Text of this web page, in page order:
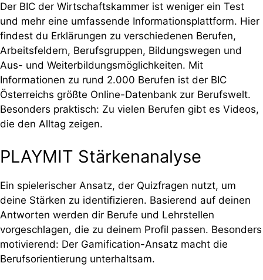
Der BIC der Wirtschaftskammer ist weniger ein Test
und mehr eine umfassende Informationsplattform. Hier
findest du Erklärungen zu verschiedenen Berufen,
Arbeitsfeldern, Berufsgruppen, Bildungswegen und
Aus- und Weiterbildungsmöglichkeiten. Mit
Informationen zu rund 2.000 Berufen ist der BIC
Österreichs größte Online-Datenbank zur Berufswelt.
Besonders praktisch: Zu vielen Berufen gibt es Videos,
die den Alltag zeigen.
PLAYMIT Stärkenanalyse
Ein spielerischer Ansatz, der Quizfragen nutzt, um
deine Stärken zu identifizieren. Basierend auf deinen
Antworten werden dir Berufe und Lehrstellen
vorgeschlagen, die zu deinem Profil passen. Besonders
motivierend: Der Gamification-Ansatz macht die
Berufsorientierung unterhaltsam.